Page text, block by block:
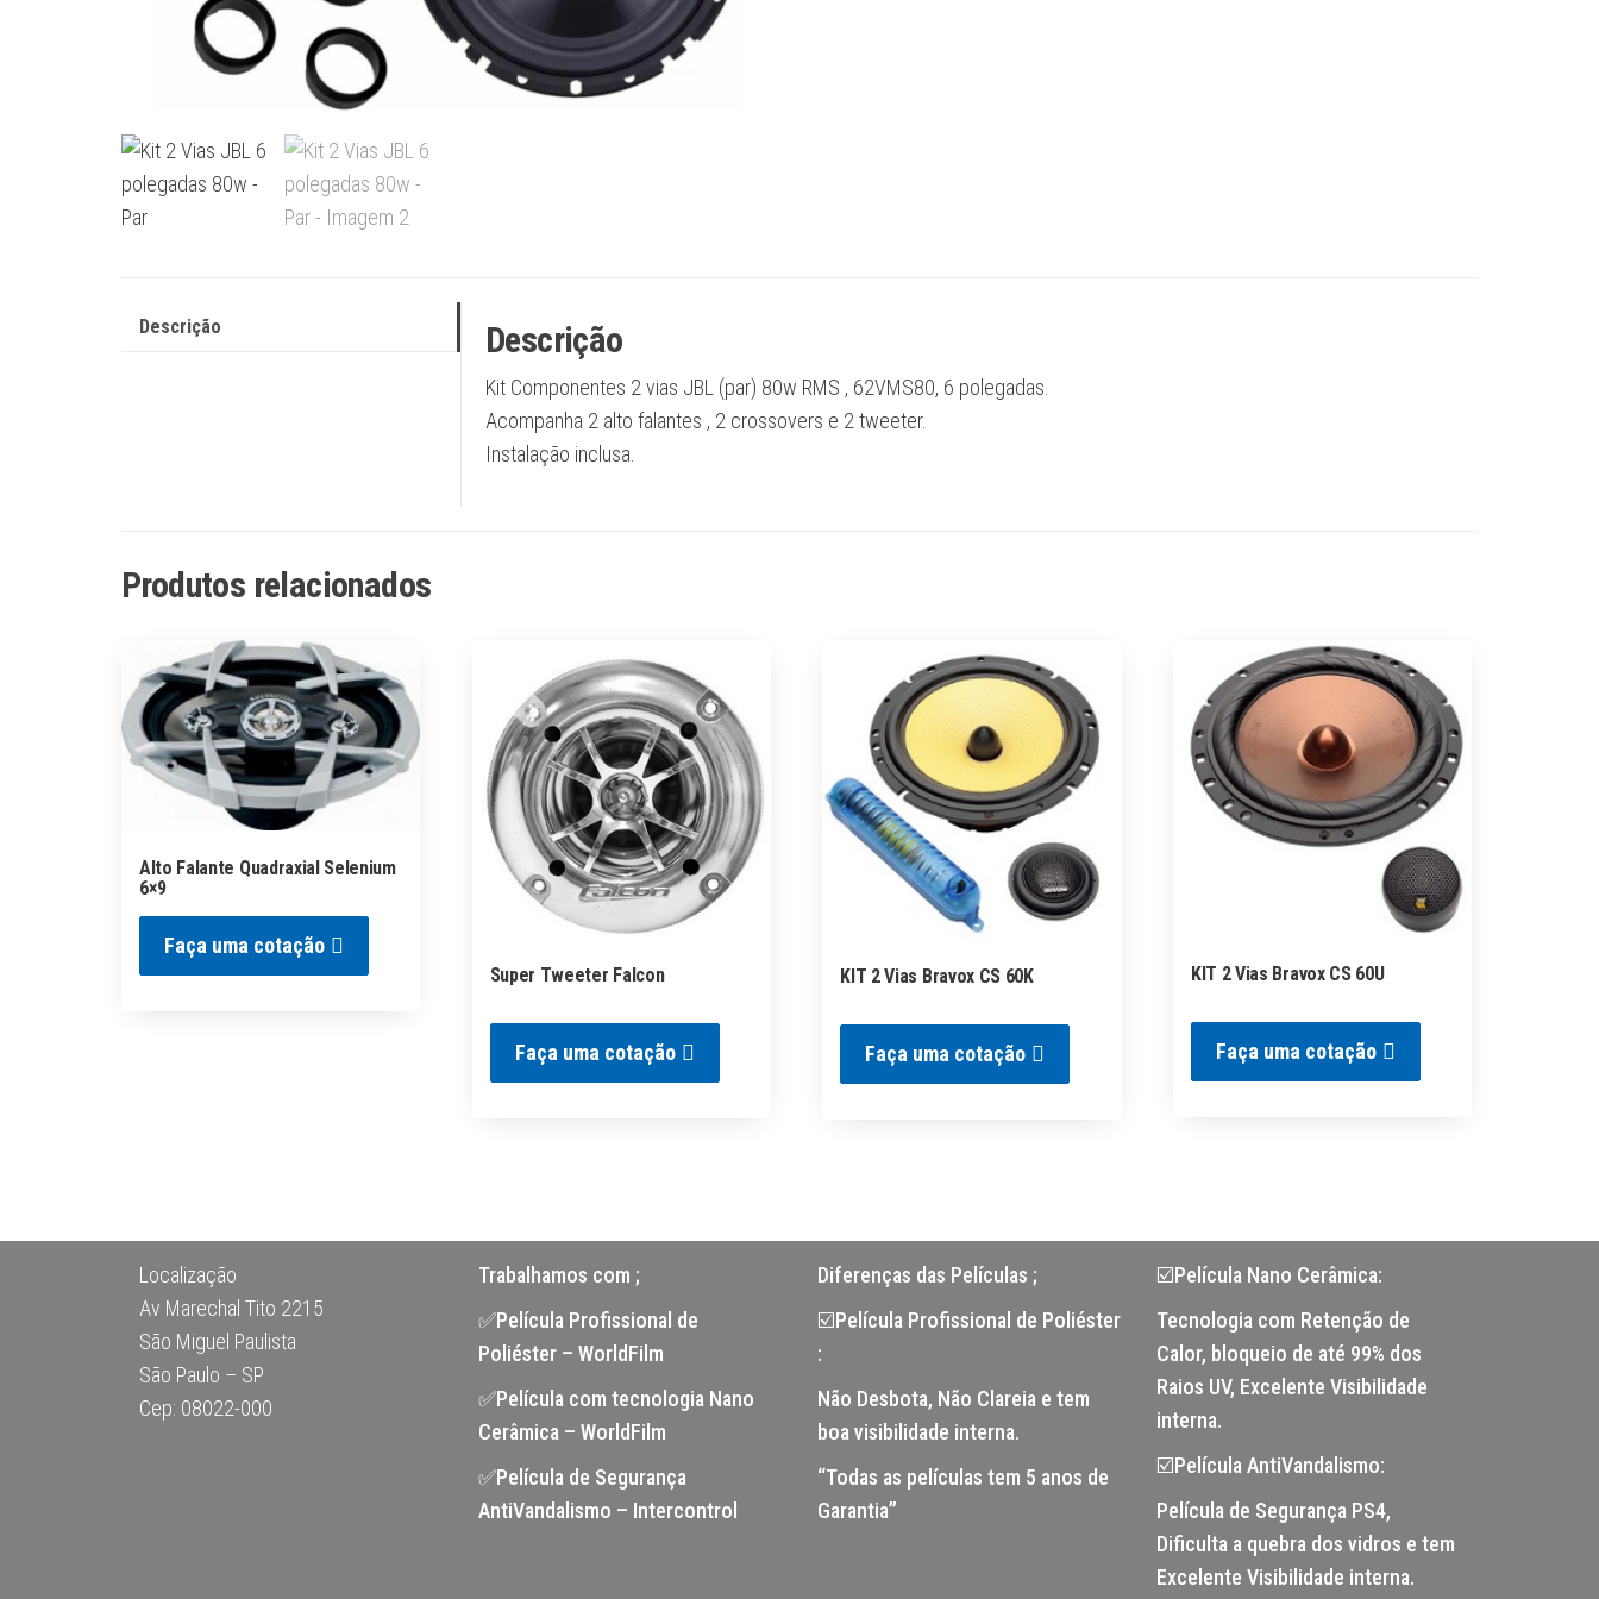
Descrição Descrição
Kit Componentes 2 vias JBL (par) 80w RMS , 62VMS80, 6 polegadas.
Acompanha 2 alto falantes , 2 crossovers e 2 tweeter.
Instalação inclusa.
Produtos relacionados
Alto Falante Quadraxial Selenium
6×9
Faça uma cotação
Super Tweeter Falcon
Faça uma cotação
KIT 2 Vias Bravox CS 60K
Faça uma cotação
KIT 2 Vias Bravox CS 60U
Faça uma cotação
Localização
Av Marechal Tito 2215
São Miguel Paulista
São Paulo – SP
Cep: 08022-000
Trabalhamos com ;
✅Película Profissional de
Poliéster – WorldFilm
✅Película com tecnologia Nano
Cerâmica – WorldFilm
✅Película de Segurança
AntiVandalismo – Intercontrol
Diferenças das Películas ;
☑️Película Profissional de Poliéster
:
Não Desbota, Não Clareia e tem
boa visibilidade interna.
“Todas as películas tem 5 anos de
Garantia”
☑️Película Nano Cerâmica:
Tecnologia com Retenção de
Calor, bloqueio de até 99% dos
Raios UV, Excelente Visibilidade
interna.
☑️Película AntiVandalismo:
Película de Segurança PS4,
Dificulta a quebra dos vidros e tem
Excelente Visibilidade interna.